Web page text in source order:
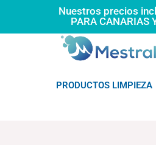
Nuestros precios
PARA CANARIAS
PRODUCTOS LIMPIEZA